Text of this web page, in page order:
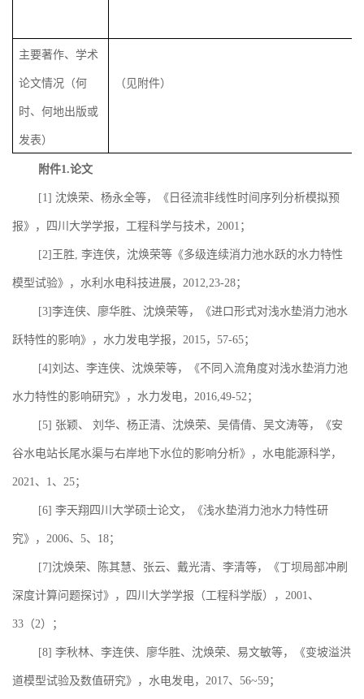
主要著作、学术
论文情况（何
时、何地出版或
发表）
（ 见附件）
附件1.论文
[1] 沈焕荣、杨永全等，《日径流非线性时间序列分析模拟预
报》，四川大学学报，工程科学与技术，2001；
[2]王胜, 李连侠，沈焕荣等《多级连续消力池水跃的水力特性
模型试验》，水利水电科技进展，2012,23-28；
[3]李连侠、廖华胜、沈焕荣等，《进口形式对浅水垫消力池水
跃特性的影响》，水力发电学报，2015，57-65；
[4]刘达、李连侠、沈焕荣等，《不同入流角度对浅水垫消力池
水力特性的影响研究》，水力发电，2016,49-52；
[5] 张颖、 刘华、杨正清、沈焕荣、吴倩倩、吴文涛等，《安
谷水电站长尾水渠与右岸地下水位的影响分析》，水电能源科学，
2021、1、25；
[6] 李天翔四川大学硕士论文，《浅水垫消力池水力特性研
究》，2006、5、18；
[7]沈焕荣、陈其慧、张云、戴光清、李清等，《丁坝局部冲刷
深度计算问题探讨》，四川大学学报（工程科学版），2001、
33（2）；
[8] 李秋林、李连侠、廖华胜、沈焕荣、易文敏等，《变坡溢洪
道模型试验及数值研究》，水电发电，2017、56~59；